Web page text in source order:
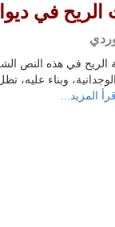
الريح في
الريح في هذه النص
وبناء
إقرأ المزيد...